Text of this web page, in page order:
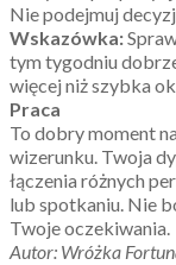
Nie podejmuj
Wskazówka:
tym tygodniu
więcej niż szybka
Praca
To dobry moment
wizerunku. Twoja
łączenia różnych
lub spotkaniu. Nie
Twoje oczekiwania.
Autor: Wróżka